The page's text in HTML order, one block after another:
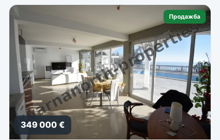
Продажба
349 000 €